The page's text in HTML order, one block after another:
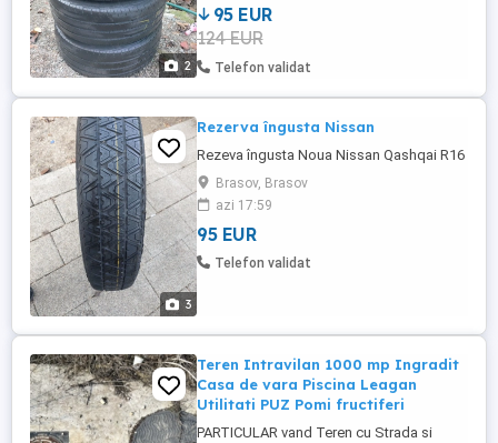
2
95 EUR
124 EUR
Telefon validat
3
Rezerva îngusta Nissan
Rezeva îngusta Noua Nissan Qashqai R16
Brasov, Brasov
azi 17:59
95 EUR
Telefon validat
Teren Intravilan 1000 mp Ingradit
Casa de vara Piscina Leagan
Utilitati PUZ Pomi fructiferi
PARTICULAR vand Teren cu Strada si